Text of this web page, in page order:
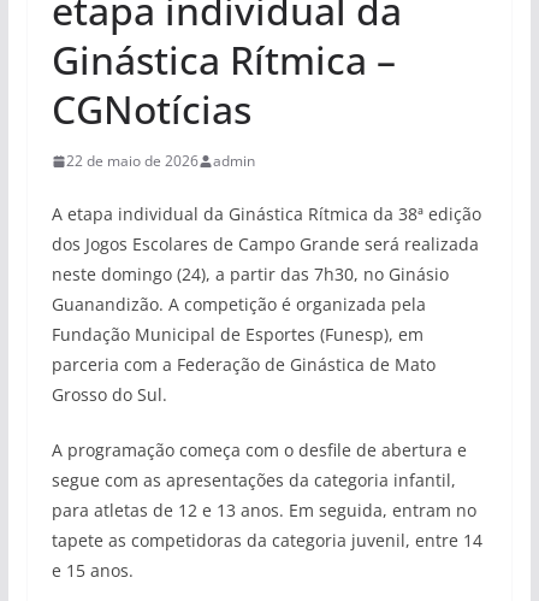
Ginástica Rítmica –
CGNotícias
22 de maio de 2026 admin
A etapa individual da Ginástica Rítmica da 38ª edição
dos Jogos Escolares de Campo Grande será realizada
neste domingo (24), a partir das 7h30, no Ginásio
Guanandizão. A competição é organizada pela
Fundação Municipal de Esportes (Funesp), em
parceria com a Federação de Ginástica de Mato
Grosso do Sul.
A programação começa com o desfile de abertura e
segue com as apresentações da categoria infantil,
para atletas de 12 e 13 anos. Em seguida, entram no
tapete as competidoras da categoria juvenil, entre 14
e 15 anos.